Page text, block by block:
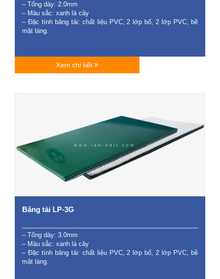
– Tổng dày: 2.0mm
– Màu sắc: xanh lá cây
– Đặc tính băng tải: chất liệu PVC, 2 lớp bố, 2 lớp PVC, bề
mặt láng.
Xem chi tiết
Băng tải LP-3G
– Tổng dày: 3.0mm
– Màu sắc: xanh lá cây
– Đặc tính băng tải: chất liệu PVC, 2 lớp bố, 2 lớp PVC, bề
mặt láng.